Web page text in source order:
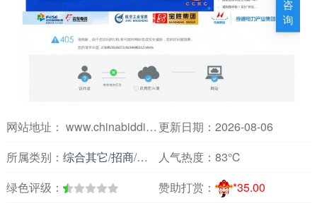
网站地址： www.chinabidding.com.cn更新日期：2026-08-06
所属类别： 综合其它/招商/企业商务人气热度： 83℃
绿色评级：
赞助打赏： *35.00